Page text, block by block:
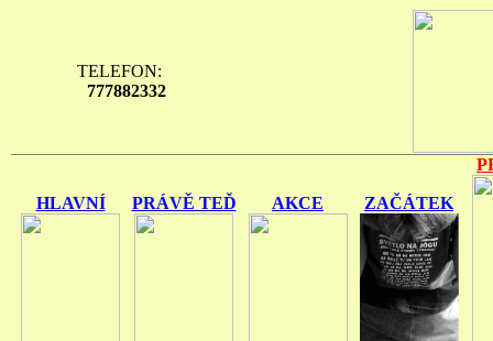
TELEFON:
777882332
HLAVNÍ PRÁVĚ TEĎ AKCE ZAČÁTEK